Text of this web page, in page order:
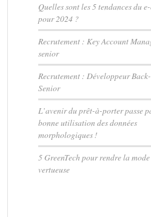
Quelles sont les 5 tendances du
pour 2024 ?
Recrutement : Key Account
senior
Recrutement : Développeur
Senior
L’avenir du prêt-à-porter passe
bonne utilisation des données
morphologiques !
5 GreenTech pour rendre la
vertueuse